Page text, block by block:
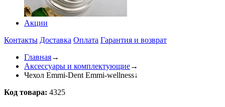
Акции
Контакты Доставка Оплата Гарантия и возврат
Главная→
Аксессуары и комплектующие→
Чехол Emmi-Dent Emmi-wellness↓
Код товара: 4325